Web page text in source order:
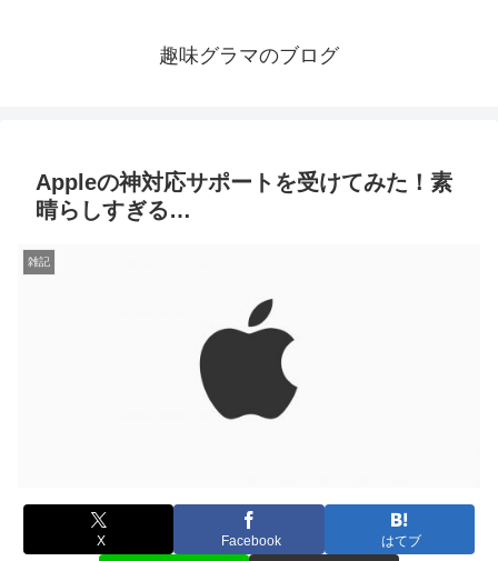
趣味グラマのブログ
Appleの神対応サポートを受けてみた！素
晴らしすぎる…
雑記
X Facebook はてブ